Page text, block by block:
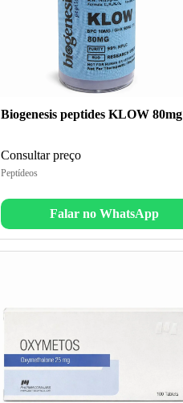
Biogenesis peptides KLOW 80mg
Consultar preço
Peptídeos
Falar no WhatsApp